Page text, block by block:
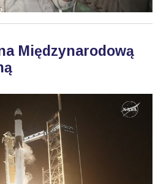
Międzynarodową